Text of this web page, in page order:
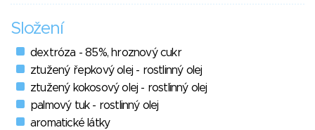
Složení
dextróza - 85%, hroznový cukr
ztužený řepkový olej - rostlinný olej
ztužený kokosový olej - rostlinný olej
palmový tuk - rostlinný olej
aromatické látky